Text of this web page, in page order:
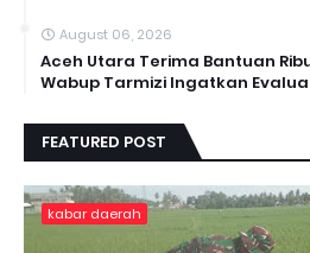
August 06, 2026
Aceh Utara Terima Bantuan
Wabup Tarmizi Ingatkan
FEATURED POST
kabar daerah